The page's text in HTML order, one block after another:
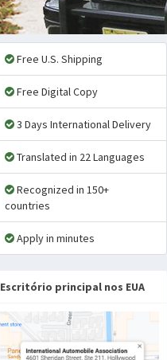
Free U.S. Shipping
Free Digital Copy
3 Days International Delivery
Translated in 22 Languages
Recognized in 150+
countries
Apply in minutes
Escritório principal nos EUA